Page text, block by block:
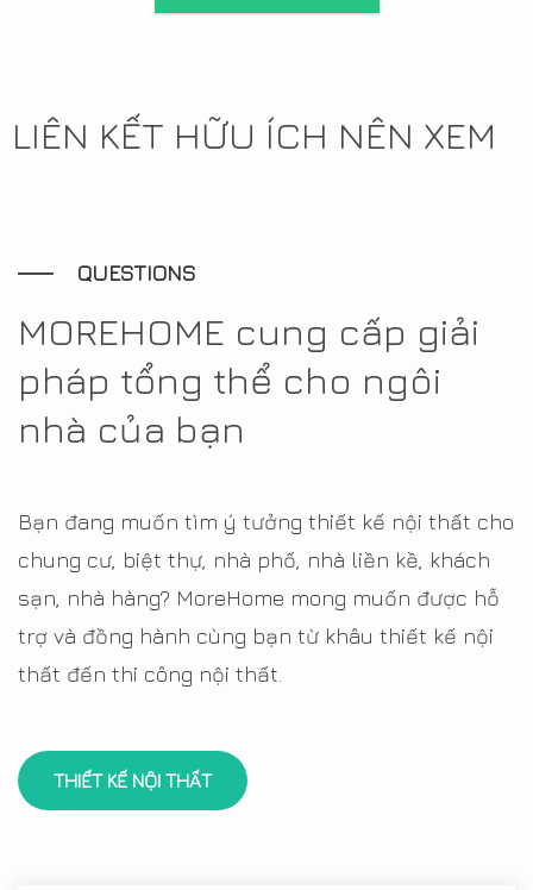
LIÊN KẾT HỮU ÍCH NÊN XEM
QUESTIONS
MOREHOME cung cấp giải
pháp tổng thể cho ngôi
nhà của bạn
Bạn đang muốn tìm ý tưởng thiết kế nội thất cho
chung cư, biệt thự, nhà phố, nhà liền kề, khách
sạn, nhà hàng? MoreHome mong muốn được hỗ
trợ và đồng hành cùng bạn từ khâu thiết kế nội
thất đến thi công nội thất.
THIẾT KẾ NỘI THẤT